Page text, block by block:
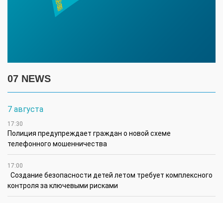
07 NEWS
7 августа
17:30
Полиция предупреждает граждан о новой схеме
телефонного мошенничества
17:00
Создание безопасности детей летом требует комплексного
контроля за ключевыми рисками